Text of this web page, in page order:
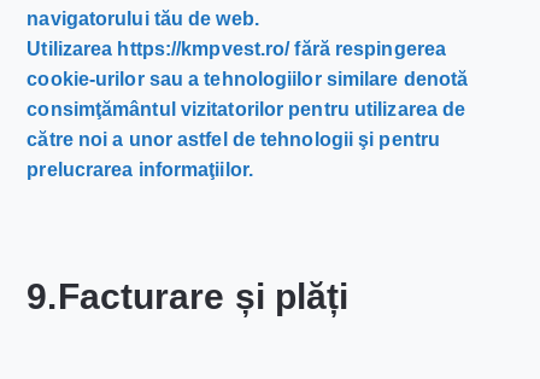
navigatorului tău de web.
Utilizarea https://kmpvest.ro/ fără respingerea
cookie-urilor sau a tehnologiilor similare denotă
consimţământul vizitatorilor pentru utilizarea de
către noi a unor astfel de tehnologii şi pentru
prelucrarea informaţiilor.
9.Facturare și plăți